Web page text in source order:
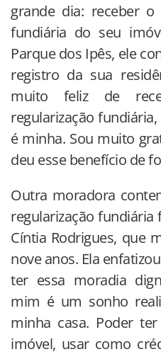
grande dia: receber
fundiária do seu
Parque dos Ipês, ele
registro da sua
muito feliz de
regularização
é minha. Sou muito
deu esse benefício de
Outra moradora
regularização
Cíntia Rodrigues, que
nove anos. Ela
ter essa moradia
mim é um sonho
minha casa. Poder
imóvel, usar como